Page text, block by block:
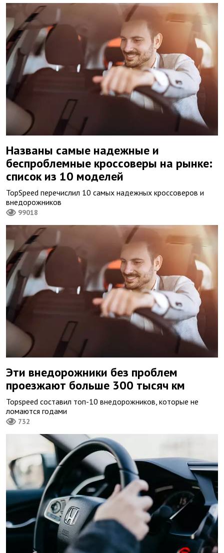
Названы самые надежные и
беспроблемные кроссоверы на рынке:
список из 10 моделей
TopSpeed перечислил 10 самых надежных кроссоверов и
внедорожников
99018
Эти внедорожники без проблем
проезжают больше 300 тысяч км
Topspeed составил топ-10 внедорожников, которые не
ломаются годами
732